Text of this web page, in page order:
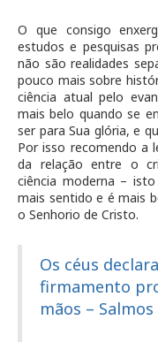
O que consigo
estudos e pesquisas
não são realidades
pouco mais sobre
ciência atual pelo
mais belo quando se
ser para Sua glória, e
Por isso recomendo a
da relação entre o
ciência moderna –
mais sentido e é mais
o Senhorio de Cristo.
Os céus
firmamento
mãos – Salmos